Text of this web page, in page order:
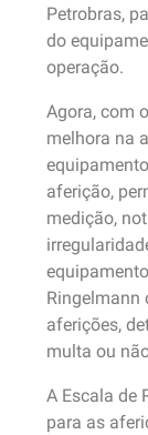
Petrobras,
do
operação.
Agora, com
melhora na
aferição,
medição,
Ringelmann
aferições,
multa ou
A Escala de
para as